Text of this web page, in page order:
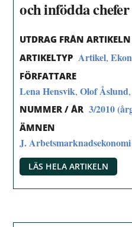
och infödda chefer
UTDRAG FRÅN ARTIKELN
ARTIKELTYP Artikel,
FÖRFATTARE
Lena Hensvik,Olof Åslund
NUMMER / ÅR 3/2010
ÄMNEN
J.
LÄS HELA ARTIKELN